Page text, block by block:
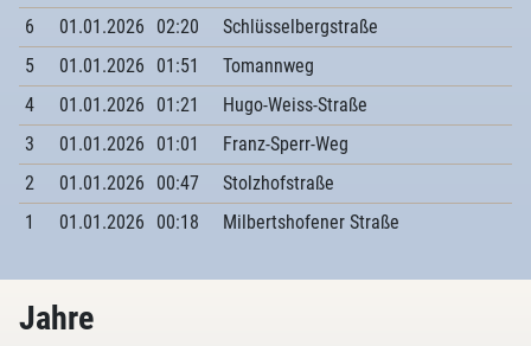
6
01.01.2026 02:20
Schlüsselbergstraße
5
01.01.2026 01:51
Tomannweg
4
01.01.2026 01:21
Hugo-Weiss-Straße
3
01.01.2026 01:01
Franz-Sperr-Weg
2
01.01.2026 00:47
Stolzhofstraße
1
01.01.2026 00:18 Milbertshofener Straße
Jahre